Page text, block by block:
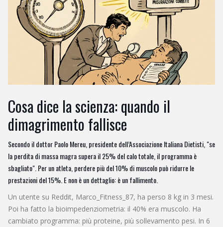
Cosa dice la scienza: quando il
dimagrimento fallisce
Secondo il dottor Paolo Mereu, presidente dell’Associazione Italiana Dietisti, "se
la perdita di massa magra supera il 25% del calo totale, il programma è
sbagliato". Per un atleta, perdere più del 10% di muscolo può ridurre le
prestazioni del 15%. E non è un dettaglio: è un fallimento.
Un utente su Reddit, Marco_Fitness_87, ha perso 8 kg in 3 mesi.
Poi ha fatto la bioimpedenziometria: il 40% era muscolo. Ha
cambiato programma: più proteine, più sollevamento pesi. In 6